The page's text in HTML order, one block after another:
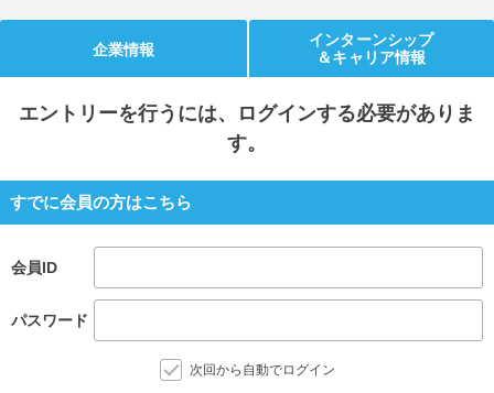
企業情報
インターンシップ
＆キャリア情報
エントリーを行うには、ログインする必要がありま
す。
すでに会員の方はこちら
会員ID
パスワード
次回から自動でログイン